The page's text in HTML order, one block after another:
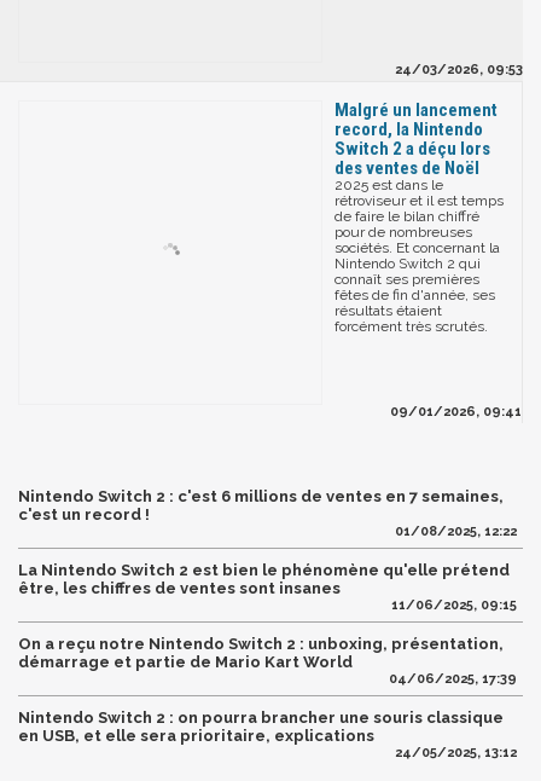
24/03/2026, 09:53
Malgré un lancement
record, la Nintendo
Switch 2 a déçu lors
des ventes de Noël
2025 est dans le
rétroviseur et il est temps
de faire le bilan chiffré
pour de nombreuses
sociétés. Et concernant la
Nintendo Switch 2 qui
connaît ses premières
fêtes de fin d'année, ses
résultats étaient
forcément très scrutés.
09/01/2026, 09:41
Nintendo Switch 2 : c'est 6 millions de ventes en 7 semaines,
c'est un record !
01/08/2025, 12:22
La Nintendo Switch 2 est bien le phénomène qu'elle prétend
être, les chiffres de ventes sont insanes
11/06/2025, 09:15
On a reçu notre Nintendo Switch 2 : unboxing, présentation,
démarrage et partie de Mario Kart World
04/06/2025, 17:39
Nintendo Switch 2 : on pourra brancher une souris classique
en USB, et elle sera prioritaire, explications
24/05/2025, 13:12